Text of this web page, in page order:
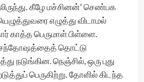
கீழே மச்சினன்’ செண்பக
எழுத்து விடாமல்
காத்த பெருமாள் பிள்ளை.
தொட்டு
நடுங்கின. நெஞ்சில், ஒரு புது
பெருகிற்று. தோளில் கிடந்த